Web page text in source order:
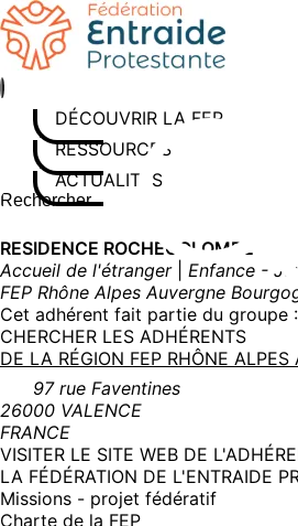
Aller
au
contenu
DÉCOUVRIR LA FEP
RESSOURCES
ACTUALITÉS
Rechercher sur le site
Saisissez au moins 3 caractères
RESIDENCE ROCHECOLOMBE
Accueil de l'étranger| Enfance -
FEP Rhône Alpes Auvergne
Cet adhérent fait partie du groupe :
CHERCHER LES ADHÉRENTS
DE LA RÉGION FEP RHÔNE ALPES
97 rue Faventines
26000 VALENCE
FRANCE
VISITER LE SITE WEB DE
LA FÉDÉRATION DE L'ENTRAIDE
Missions - projet fédératif
Charte de la FEP